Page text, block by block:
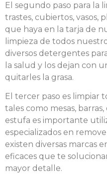
El segundo paso para la
trastes, cubiertos, vasos,
que haya en la tarja de
limpieza de todos
diversos detergentes
la salud y los dejan con
quitarles la grasa.
El tercer paso es limpiar
tales como mesas,
estufa es importante
especializados en
existen diversas marcas
eficaces que te
mayor detalle.